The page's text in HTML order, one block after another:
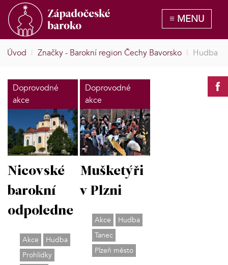
Úvod | Značky - Barokní region Čechy Bavorsko | Hudba
Doprovodné
akce
Nicovské
barokní
odpoledne
Akce
Hudba
Prohlídky
Doprovodné
akce
Mušketýři
v Plzni
Akce
Hudba
Tanec
Plzeň město